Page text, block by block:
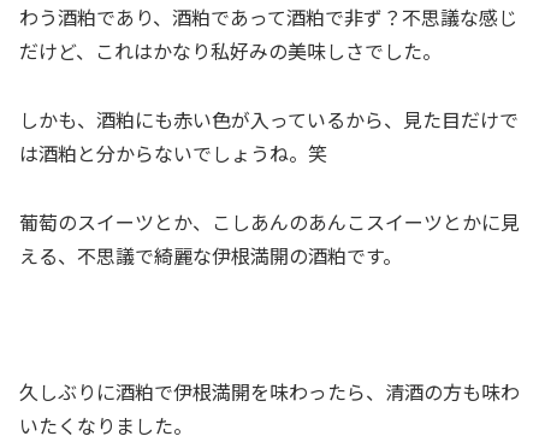
わう酒粕であり、酒粕であって酒粕で非ず？不思議な感じ
だけど、これはかなり私好みの美味しさでした。
しかも、酒粕にも赤い色が入っているから、見た目だけで
は酒粕と分からないでしょうね。笑
葡萄のスイーツとか、こしあんのあんこスイーツとかに見
える、不思議で綺麗な伊根満開の酒粕です。
久しぶりに酒粕で伊根満開を味わったら、清酒の方も味わ
いたくなりました。